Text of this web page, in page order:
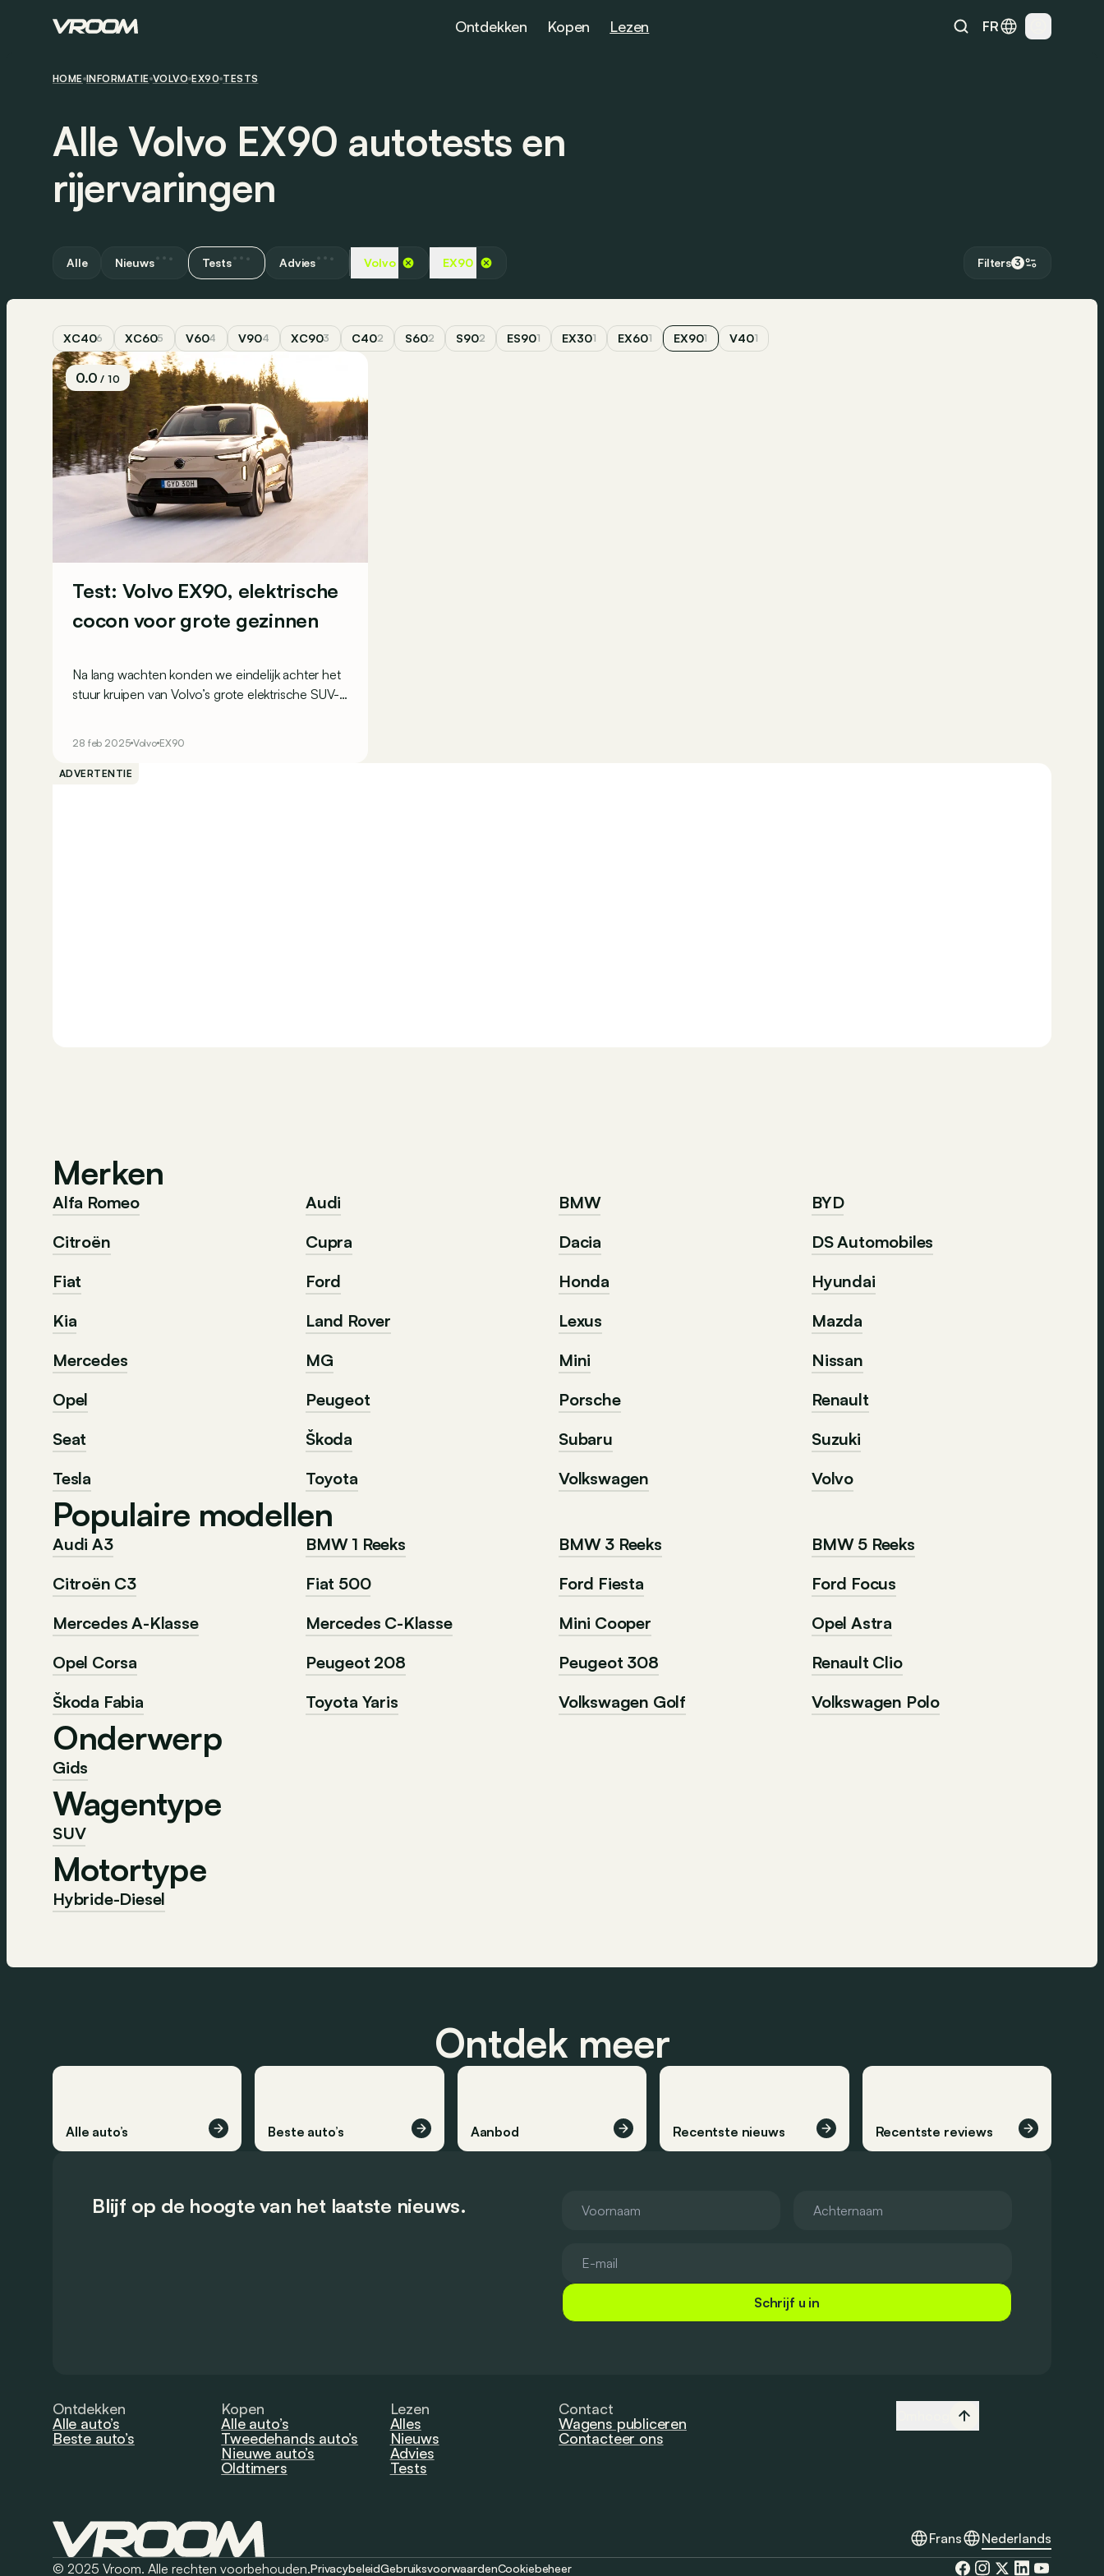
Ontdekken Kopen Lezen FR
HOME INFORMATIE VOLVO EX90 TESTS
Alle Volvo EX90 autotests en
rijervaringen
Alle Nieuws Tests Advies Volvo EX90 Filters 3
XC406 XC605 V604 V904 XC903 C402 S602 S902 ES901 EX301 EX601 EX901 V401
0.0/ 10
Test: Volvo EX90, elektrische
cocon voor grote gezinnen
Na lang wachten konden we eindelijk achter het
stuur kruipen van Volvo’s grote elektrische SUV-
28 feb 2025 Volvo EX90
ADVERTENTIE
Merken
Alfa Romeo Audi BMW
BYD
Citroën
Cupra Dacia
DS Automobiles
Fiat
Ford Honda
Hyundai
Kia
Land Rover Lexus
Mazda
Mercedes
MG Mini
Nissan
Opel
Peugeot Porsche
Renault
Seat
Škoda Subaru
Suzuki
Tesla
Toyota Volkswagen Volvo
Populaire modellen
Audi A3 BMW 1 Reeks BMW 3 Reeks
BMW 5 Reeks
Citroën C3
Fiat 500 Ford Fiesta
Ford Focus
Mercedes A-Klasse
Mercedes C-Klasse Mini Cooper
Opel Astra
Opel Corsa
Peugeot 208 Peugeot 308
Renault Clio
Škoda Fabia
Toyota Yaris Volkswagen Golf Volkswagen Polo
Onderwerp
Gids
Wagentype
SUV
Motortype
Hybride-Diesel
Ontdek meer
Alle auto’s Beste auto’s Aanbod Recentste nieuws Recentste reviews
Blijf op de hoogte van het laatste nieuws.
Schrijf u in
Ontdekken
Alle auto’s
Beste auto’s
Kopen
Alle auto’s
Tweedehands auto’s
Nieuwe auto’s
Oldtimers
Lezen
Alles
Nieuws
Advies
Tests
Contact
Wagens publiceren
Contacteer ons
Frans
Nederlands
© 2025 Vroom. Alle rechten voorbehouden.PrivacybeleidGebruiksvoorwaardenCookiebeheer